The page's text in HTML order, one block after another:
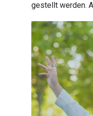
gestellt werden.